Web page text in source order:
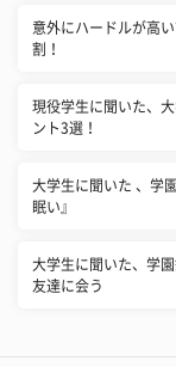
意外にハードルが高
割！
現役学生に聞いた、
ント3選！
大学生に聞いた 、学
眠い』
大学生に聞いた、学
友達に会う